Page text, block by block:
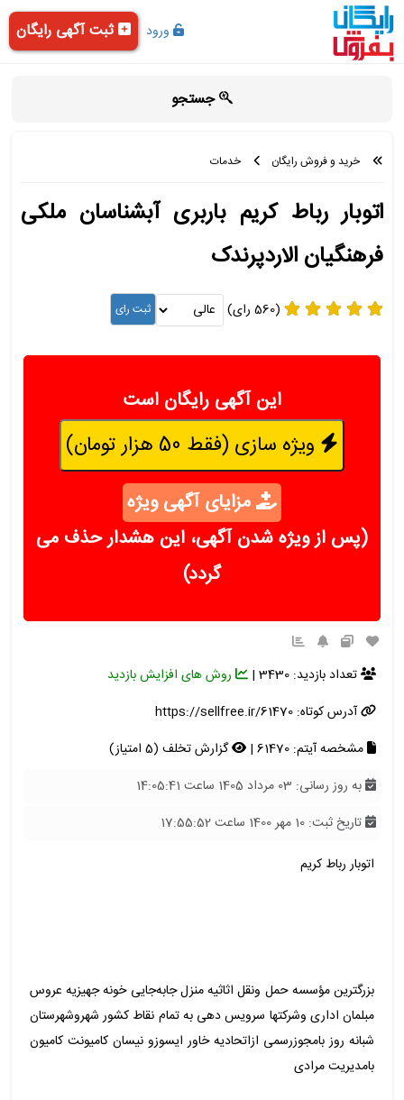
ورود ثبت آگهی رایگان
جستجو
خرید و فروش رایگان خدمات
اتوبار رباط کریم باربری آبشناسان ملکی
فرهنگیان الاردپرندک
(560 رای)
این آگهی رایگان است
ویژه سازی (فقط 50 هزار تومان)
مزایای آگهی ویژه
(پس از ویژه شدن آگهی، این هشدار حذف می
گردد)
تعداد بازدید: 3430 |
روش های افزایش بازدید
آدرس کوتاه:https://sellfree.ir/61470
مشخصه آیتم: 61470 |
گزارش تخلف (5 امتیاز)
به روز رسانی: 03 مرداد 1405 ساعت 14:05:41
تاریخ ثبت: 10 مهر 1400 ساعت 17:55:52
اتوبار رباط کریم
بزرگترین مؤسسه حمل ونقل اثاثیه منزل جابه‌جایی خونه جهیزیه عروس
مبلمان اداری وشرکتها سرویس دهی به تمام نقاط کشور شهروشهرستان
شبانه روز بامجوزرسمی ازاتحادیه خاور ایسوزو نیسان کامیونت کامیون
بامدیریت مرادی